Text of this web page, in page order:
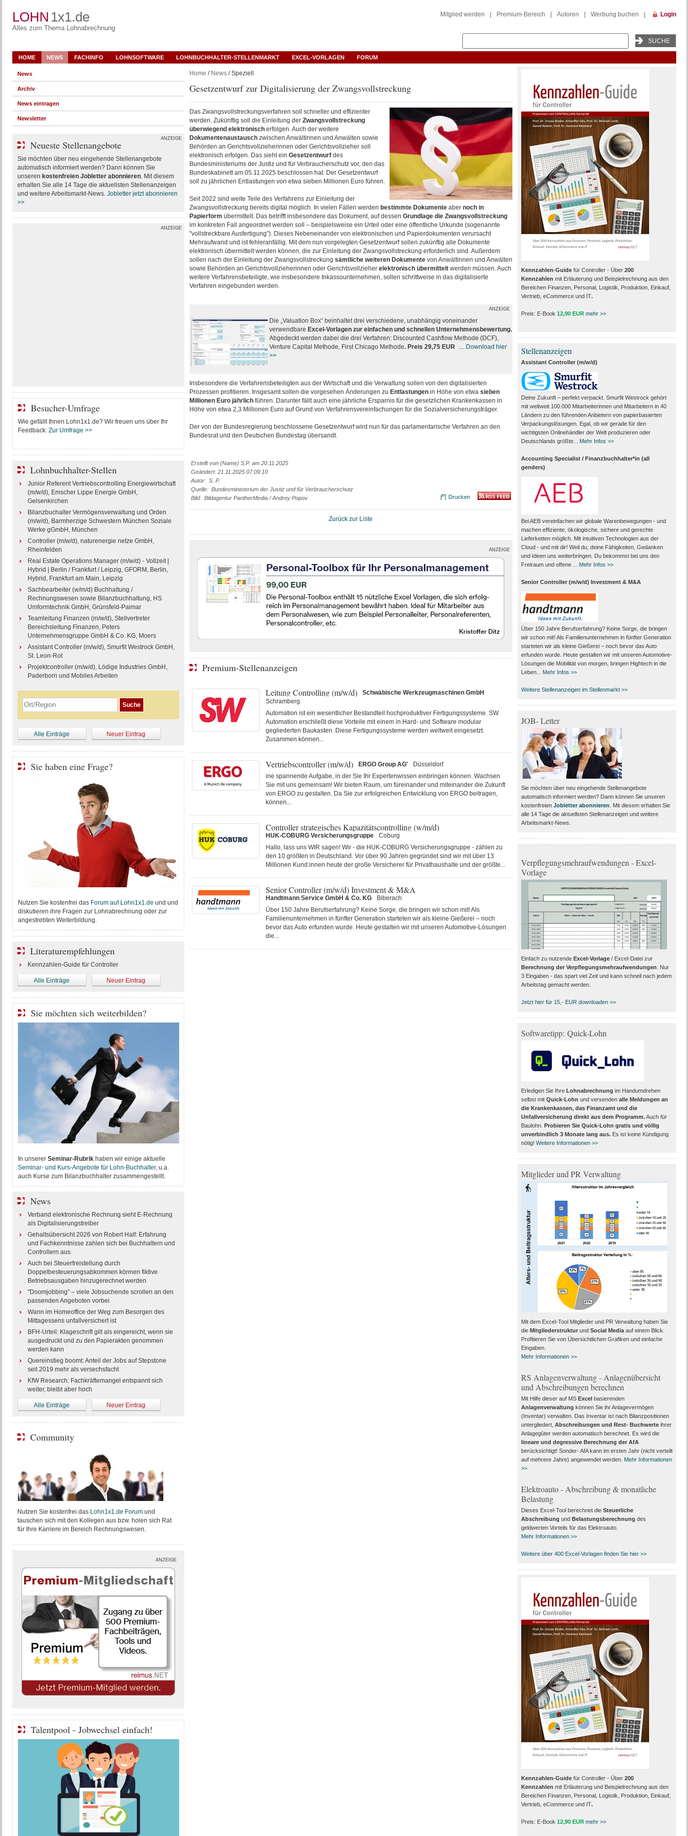
LOHN 1x1.de
Alles zum Thema Lohnabrechnung
Mitglied werden Premium-Bereich Autoren Werbung buchen Login
HOME NEWS FACHINFO LOHNSOFTWARE LOHNBUCHHALTER-STELLENMARKT EXCEL-VORLAGEN FORUM
Home / News/ Speziell
Gesetzentwurf zur Digitalisierung der Zwangsvollstreckung
Das Zwangsvollstreckungsverfahren soll schneller und effizienter
werden. Zukünftig soll die Einleitung der Zwangsvollstreckung
überwiegend elektronischerfolgen. Auch der weitere
Dokumentenaustauschzwischen Anwältinnen und Anwälten sowie
Behörden an Gerichtsvollzieherinnen oder Gerichtsvollzieher soll
elektronisch erfolgen. Das sieht ein Gesetzentwurf des
Bundesministeriums der Justiz und für Verbraucherschutz vor, den das
Bundeskabinett am 05.11.2025 beschlossen hat. Der Gesetzentwurf
soll zu jährlichen Entlastungen von etwa sieben Millionen Euro führen.
Seit 2022 sind weite Teile des Verfahrens zur Einleitung der
Zwangsvollstreckung bereits digital möglich. In vielen Fällen werden bestimmte Dokumenteaber noch in
Papierform übermittelt. Das betrifft insbesondere das Dokument, auf dessen Grundlage die Zwangsvollstreckung
im konkreten Fall angeordnet werden soll – beispielsweise ein Urteil oder eine öffentliche Urkunde (sogenannte
"vollstreckbare Ausfertigung"). Dieses Nebeneinander von elektronischen und Papierdokumenten verursacht
Mehraufwand und ist fehleranfällig. Mit dem nun vorgelegten Gesetzentwurf sollen zukünftig alle Dokumente
elektronisch übermittelt werden können, die zur Einleitung der Zwangsvollstreckung erforderlich sind. Außerdem
sollen nach der Einleitung der Zwangsvollstreckung sämtliche weiteren Dokumentevon Anwältinnen und Anwälten
sowie Behörden an Gerichtsvollzieherinnen oder Gerichtsvollzieher elektronisch übermitteltwerden müssen. Auch
weitere Verfahrensbeteiligte, wie insbesondere Inkassounternehmen, sollen schrittweise in das digitalisierte
Verfahren eingebunden werden.
ANZEIGE
Die „Valuation Box“ beinhaltet drei verschiedene, unabhängig voneinander
verwendbare Excel-Vorlagen zur einfachen und schnellen Unternehmensbewertung.
Abgedeckt werden dabei die drei Verfahren: Discounted Cashflow Methode (DCF),
Venture Capital Methode, First Chicago Methode. Preis 29,75 EUR .... Download hier
>>
Insbesondere die Verfahrensbeteiligten aus der Wirtschaft und die Verwaltung sollen von den digitalisierten
Prozessen profitieren. Insgesamt sollen die vorgesehen Änderungen zu Entlastungen in Höhe von etwa sieben
Millionen Euro jährlichführen. Darunter fällt auch eine jährliche Ersparnis für die gesetzlichen Krankenkassen in
Höhe von etwa 2,3 Millionen Euro auf Grund von Verfahrensvereinfachungen für die Sozialversicherungsträger.
Der von der Bundesregierung beschlossene Gesetzentwurf wird nun für das parlamentarische Verfahren an den
Bundesrat und den Deutschen Bundestag übersandt.
Erstellt von (Name) S.P. am 20.11.2025
Geändert: 21.11.2025 07:09:10
Autor: S. P.
Quelle: Bundesministerium der Justiz und für Verbraucherschutz
Bild: Bildagentur PantherMedia / Andrey Popov
Drucken
Zurück zur Liste
ANZEIGE
Premium-Stellenanzeigen
Leitung Controlling (m/w/d)
Schwäbische Werkzeugmaschinen GmbH
Schramberg
Automation ist ein wesentlicher Bestandteil hochproduktiver Fertigungssysteme. SW
Automation erschließt diese Vorteile mit einem in Hard- und Software modular
gegliederten Baukasten. Diese Fertigungs­systeme werden weltweit eingesetzt.
Zusammen können...
Vertriebscontroller (m/w/d) ERGO Group AG'
Düsseldorf
ine spannende Aufgabe, in der Sie Ihr Expertenwissen einbringen können. Wachsen
Sie mit uns gemeinsam! Wir bieten Raum, um füreinander und miteinander die Zukunft
von ERGO zu gestalten. Da Sie zur erfolgreichen Entwicklung von ERGO beitragen,
können...
Controller strategisches Kapazitätscontrolling (w/m/d)
HUK-COBURG Versicherungsgruppe
Coburg
Hallo, lass uns WIR sagen! Wir - die HUK-COBURG Versicherungsgruppe - zählen zu
den 10 größten in Deutschland. Vor über 90 Jahren gegründet sind wir mit über 13
Millionen Kund:innen heute der große Versicherer für Privathaushalte und der größte...
Senior Controller (m/w/d) Investment & M&A
Handtmann Service GmbH & Co. KG
Biberach
Über 150 Jahre Berufserfahrung? Keine Sorge, die bringen wir schon mit! Als
Familienunternehmen in fünfter Generation starteten wir als kleine Gießerei – noch
bevor das Auto erfunden wurde. Heute gestalten wir mit unseren Automotive-Lösungen
die...
News
Archiv
News eintragen
Newsletter
ANZEIGE
Neueste Stellenangebote
Sie möchten über neu eingehende Stellenangebote
automatisch informiert werden? Dann können Sie
unseren kostenfreien Jobletter abonnieren. Mit diesem
erhalten Sie alle 14 Tage die aktuellsten Stellenanzeigen
und weitere Arbeitsmarkt-News. Jobletter jetzt abonnieren
>>
ANZEIGE
Besucher-Umfrage
Wie gefällt Ihnen Lohn1x1.de? Wir freuen uns über Ihr
Feedback. Zur Umfrage >>
Lohnbuchhalter-Stellen
Junior Referent Vertriebscontrolling Energiewirtschaft
(m/w/d), Emscher Lippe Energie GmbH,
Gelsenkirchen
Bilanzbuchalter Vermögensverwaltung und Orden
(m/w/d), Barmherzige Schwestern München Soziale
Werke gGmbH, München
Controller (m/w/d), naturenergie netze GmbH,
Rheinfelden
Real Estate Operations Manager (m/w/d) - Vollzeit |
Hybrid | Berlin / Frankfurt / Leipzig, GFORM, Berlin,
Hybrid, Frankfurt am Main, Leipzig
Sachbearbeiter (w/m/d) Buchhaltung /
Rechnungswesen sowie Bilanzbuchhaltung, HS
Umformtechnik GmbH, Grünsfeld-Paimar
Teamleitung Finanzen (m/w/d), Stellvertreter
Bereichsleitung Finanzen, Peters
Unternehmensgruppe GmbH & Co. KG, Moers
Assistant Controller (m/w/d), Smurfit Westrock GmbH,
St. Leon-Rot
Projektcontroller (m/w/d), Lödige Industries GmbH,
Paderborn und Mobiles Arbeiten
Alle Einträge Neuer Eintrag
Sie haben eine Frage?
Nutzen Sie kostenfrei das Forum auf Lohn1x1.de und und
diskutieren ihre Fragen zur Lohnabrechnung oder zur
angestrebten Weiterbildung.
Literaturempfehlungen
Kennzahlen-Guide für Controller
Alle Einträge Neuer Eintrag
Sie möchten sich weiterbilden?
In unserer Seminar-Rubrikhaben wir einige aktuelle
Seminar- und Kurs-Angebote für Lohn-Buchhalter, u.a.
auch Kurse zum Bilanzbuchhalter zusammengestellt.
News
Verband elektronische Rechnung sieht E-Rechnung
als Digitalisierungstreiber
Gehaltsübersicht 2026 von Robert Half: Erfahrung
und Fachkenntnisse zahlen sich bei Buchhaltern und
Controllern aus
Auch bei Steuerfreistellung durch
Doppelbesteuerungsabkommen können fiktive
Betriebsausgaben hinzugerechnet werden
"Doomjobbing" – viele Jobsuchende scrollen an den
passenden Angeboten vorbei
Wann im Homeoffice der Weg zum Besorgen des
Mittagessens unfallversichert ist
BFH-Urteil: Klageschrift gilt als eingereicht, wenn sie
ausgedruckt und zu den Papierakten genommen
werden kann
Quereinstieg boomt: Anteil der Jobs auf Stepstone
seit 2019 mehr als versechsfacht
KfW Research: Fachkräftemangel entspannt sich
weiter, bleibt aber hoch
Alle Einträge Neuer Eintrag
Community
Nutzen Sie kostenfrei das Lohn1x1.de Forumund
tauschen sich mit den Kollegen aus bzw. holen sich Rat
für Ihre Karriere im Bereich Rechnungswesen.
ANZEIGE
Talentpool - Jobwechsel einfach!
Kennzahlen-Guidefür Controller - Über 200
Kennzahlen mit Erläuterung und Beispielrechnung aus den
Bereichen Finanzen, Personal, Logistik, Produktion, Einkauf,
Vertrieb, eCommerce und IT.
Preis: E-Book 12,90 EUR mehr >>
Stellenanzeigen
Assistant Controller (m/w/d)
Deine Zukunft – perfekt verpackt. Smurfit Westrock gehört
mit weltweit 100.000 Mitarbeiter­innen und Mitarbeitern in 40
Ländern zu den führenden Anbietern von papier­basierten
Verpackungs­lösungen. Egal, ob wir gerade für den
wichtigsten Onlinehändler der Welt produzieren oder
Deutschlands größte...
Mehr Infos >>
Accounting Specialist / Finanzbuchhalter*in (all
genders)
Bei AEB vereinfachen wir globale Warenbewegungen - und
machen effiziente, ökologische, sichere und gerechte
Lieferketten möglich. Mit intuitiven Technologien aus der
Cloud - und mit dir! Weil du, deine Fähigkeiten, Gedanken
und Ideen uns weiterbringen. Du bekommst bei uns den
Freiraum und offene ...
Mehr Infos >>
Senior Controller (m/w/d) Investment & M&A
Über 150 Jahre Berufserfahrung? Keine Sorge, die bringen
wir schon mit! Als Familienunternehmen in fünfter Generation
starteten wir als kleine Gießerei – noch bevor das Auto
erfunden wurde. Heute gestalten wir mit unseren Automotive-
Lösungen die Mobilität von morgen, bringen Hightech in die
Leben...
Mehr Infos >>
Weitere Stellenanzeigen im Stellenmarkt >>
JOB- Letter
Sie möchten über neu eingehende Stellenangebote
automatisch informiert werden? Dann können Sie unseren
kostenfreien Jobletter abonnieren . Mit diesem erhalten Sie
alle 14 Tage die aktuellsten Stellenanzeigen und weitere
Arbeitsmarkt-News.
Verpflegungsmehraufwendungen - Excel-
Vorlage
Einfach zu nutzende Excel-Vorlage/ Excel-Datei zur
Berechnung der Verpflegungsmehraufwendungen . Nur
3 Eingaben - das spart viel Zeit und kann schnell nach jedem
Arbeitstag gemacht werden.
Jetzt hier für 15,- EUR downloaden >>
Softwaretipp: Quick-Lohn
Erledigen Sie IhreLohnabrechnung im Handumdrehen
selbst mitQuick-Lohn und versendenalle Meldungen an
die Krankenkassen, das Finanzamt und die
Unfallversicherung direkt aus dem Programm.Auch für
Baulohn. Probieren Sie Quick-Lohn gratis und völlig
unverbindlich 3 Monate lang aus. Es ist keine Kündigung
nötig! Weitere Informationen >>
Mitglieder und PR Verwaltung
Mit dem Excel-Tool Mitglieder und PR Verwaltung haben Sie
die Mitgliederstrukturund Social Mediaauf einem Blick.
Profitieren Sie von Übersichtlichen Grafiken und einfache
Eingaben.
Mehr Informationen >>
RS Anlagenverwaltung - Anlagenübersicht
und Abschreibungen berechnen
Mit Hilfe dieser auf MS Excelbasierenden
Anlagenverwaltung können Sie ihr Anlagevermögen
(Inventar) verwalten. Das Inventar ist nach Bilanzpositionen
untergliedert, Abschreibungen und Rest- Buchwerteihrer
Anlagegüter werden automatisch berechnet. Es wird die
lineare und degressive Berechnung der AfA
berücksichtigt! Sonder- AfA kann im ersten Jahr (nicht verteilt
auf mehrere Jahre) angewendet werden. Mehr Informationen
>>
Elektroauto - Abschreibung & monatliche
Belastung
Dieses Excel-Tool berechnet die Steuerliche
Abschreibung und Belastungsberechnung des
geldwerten Vorteils für das Elektroauto.
Mehr Informationen >>
Weitere über 400 Excel-Vorlagen finden Sie hier >>
Kennzahlen-Guidefür Controller - Über 200
Kennzahlen mit Erläuterung und Beispielrechnung aus den
Bereichen Finanzen, Personal, Logistik, Produktion, Einkauf,
Vertrieb, eCommerce und IT.
Preis: E-Book 12,90 EUR mehr >>